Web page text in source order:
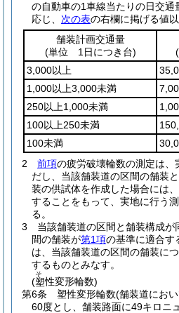
の自動車の1車線当たりの日交通
応じ、 次の表の右欄に掲げる値
舗装計画交通量
(単位 1日につき台)
3,000以上
1,000以上3,000未満
250以上1,000未満
100以上250未満
100未満
2
前項の疲労破壊輪数の測定は、
だし、当該舗装道の区間の舗装
装の供試体を作成した場合には
することをもって、実地に行う
る。
3
当該舗装道の区間と舗装構成
間の舗装が第1項の基準に適合す
は、当該舗装道の区間の舗装に
するものとみなす。
(塑
そ
性変形輪数)
第6条
塑性変形輪数(舗装道にお
60度とし、舗装路面に49キロニ